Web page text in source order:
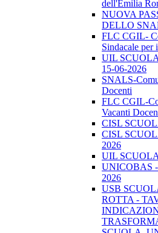
dell'Emilia
NUOVA
DELLO
FLC CGIL-
Sindacale per
UIL
15-06-2026
SNALS-
Docenti
FLC CGIL-
Vacanti
CISL
CISL
2026
UIL
UNICOBAS -
2026
USB
ROTTA -